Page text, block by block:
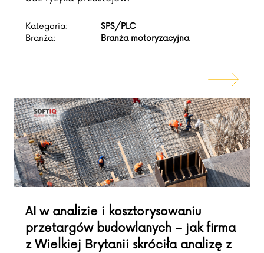
Kategoria:
SPS/PLC
Branża:
Branża motoryzacyjna
AI w analizie i kosztorysowaniu
przetargów budowlanych – jak firma
z Wielkiej Brytanii skróciła analizę z